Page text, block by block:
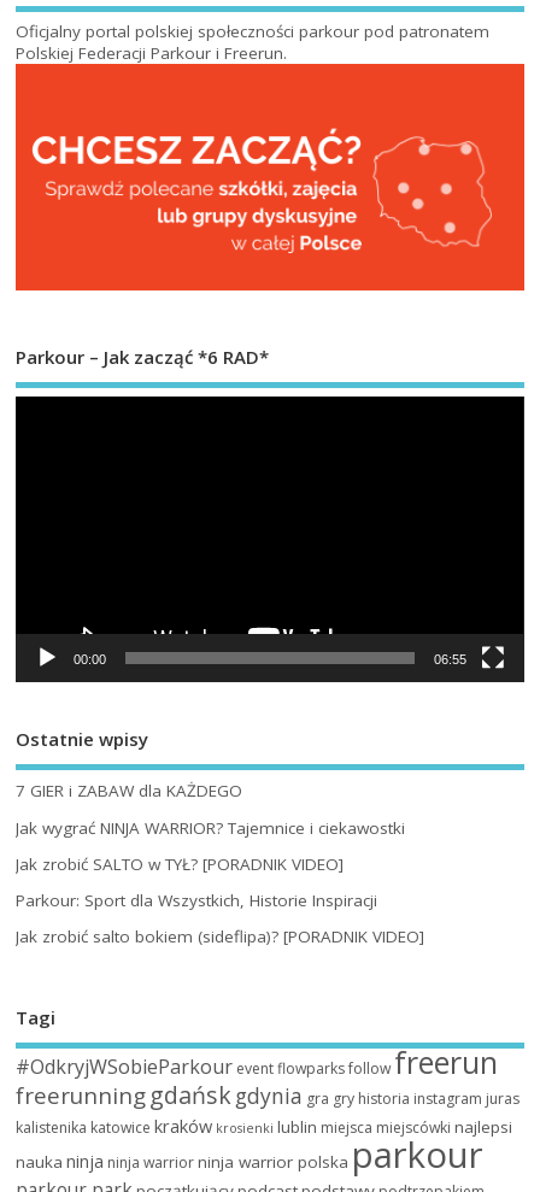
Oficjalny portal polskiej społeczności parkour pod patronatem
Polskiej Federacji Parkour i Freerun.
Parkour – Jak zacząć *6 RAD*
00:00 06:55
Ostatnie wpisy
7 GIER i ZABAW dla KAŻDEGO
Jak wygrać NINJA WARRIOR? Tajemnice i ciekawostki
Jak zrobić SALTO w TYŁ? [PORADNIK VIDEO]
Parkour: Sport dla Wszystkich, Historie Inspiracji
Jak zrobić salto bokiem (sideflipa)? [PORADNIK VIDEO]
Tagi
#OdkryjWSobieParkour event flowparks followfreerun
freerunninggdańskgdynia gra gry historia instagram juras
kalistenika katowice kraków krosienki lublin miejsca miejscówki najlepsi
nauka ninja ninja warrior ninja warrior polska parkour